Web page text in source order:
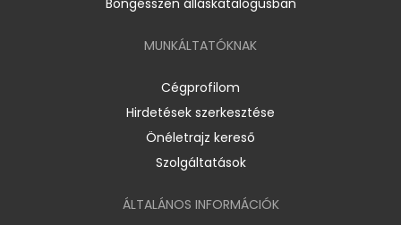
MUNKÁLTATÓKNAK
Cégprofilom
Hirdetések szerkesztése
Önéletrajz kereső
Szolgáltatások
ÁLTALÁNOS INFORMÁCIÓK